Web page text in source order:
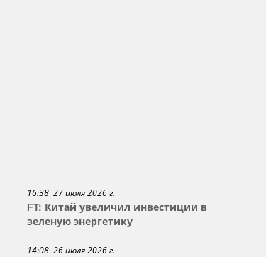
16:38 27 июля 2026 г.
FT: Китай увеличил инвестиции в
зеленую энергетику
14:08 26 июля 2026 г.